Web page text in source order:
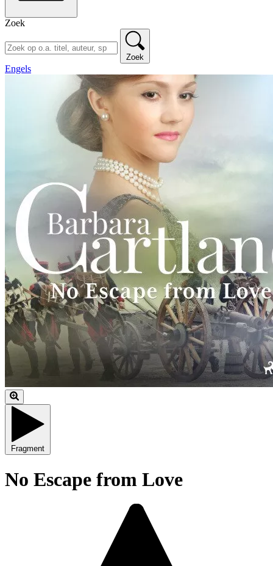
Zoek
Zoek
Engels
Fragment
No Escape from Love